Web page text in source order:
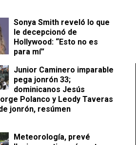
Sonya Smith reveló lo que
le decepcionó de
Hollywood: “Esto no es
para mí”
Junior Caminero imparable
pega jonrón 33;
dominicanos Jesús
Polanco y Leody Taveras
jonrón, resúmen
Meteorología, prevé